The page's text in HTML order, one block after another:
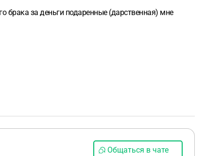
брака за деньги подаренные (дарственная) мне
Общаться в чате